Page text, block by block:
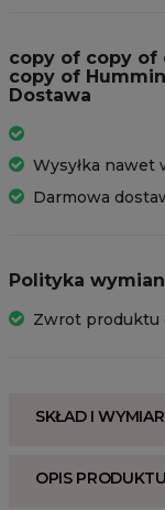
copy of copy of
copy of
Dostawa
Wysyłka nawet
Darmowa
Polityka
Zwrot produktu
SKŁAD I
OPIS PRODUKTU